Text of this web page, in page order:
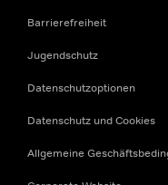
Barrierefreiheit
Jugendschutz
Datenschutzoptionen
Datenschutz und Cookies
Allgemeine